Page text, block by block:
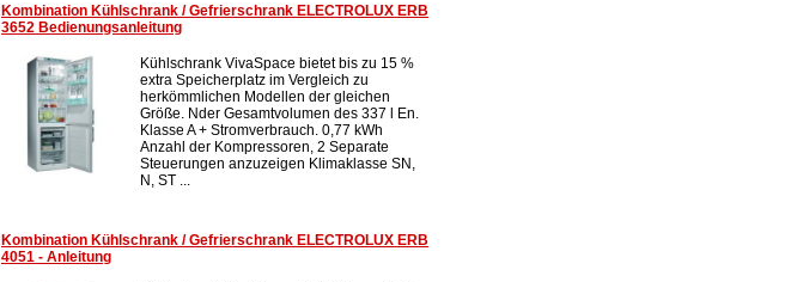
Kombination Kühlschrank / Gefrierschrank ELECTROLUX ERB
3652 Bedienungsanleitung
Kühlschrank VivaSpace bietet bis zu 15 %
extra Speicherplatz im Vergleich zu
herkömmlichen Modellen der gleichen
Größe. Nder Gesamtvolumen des 337 l En.
Klasse A + Stromverbrauch. 0,77 kWh
Anzahl der Kompressoren, 2 Separate
Steuerungen anzuzeigen Klimaklasse SN,
N, ST ...
Kombination Kühlschrank / Gefrierschrank ELECTROLUX ERB
4051 - Anleitung